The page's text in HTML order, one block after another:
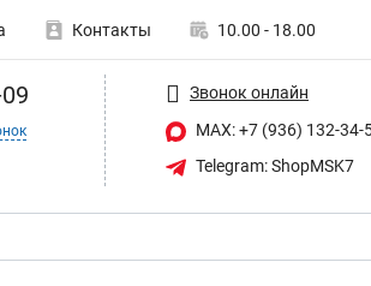
Контакты 10.00 - 18.00
Звонок онлайн
MAX: +7 (936) 132-34-
Telegram: ShopMSK7